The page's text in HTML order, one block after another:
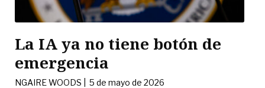
La IA ya no tiene botón de
emergencia
NGAIRE WOODS |5 de mayo de 2026